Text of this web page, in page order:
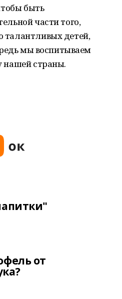
быть
части того,
детей,
мы воспитываем
нашей страны.
от